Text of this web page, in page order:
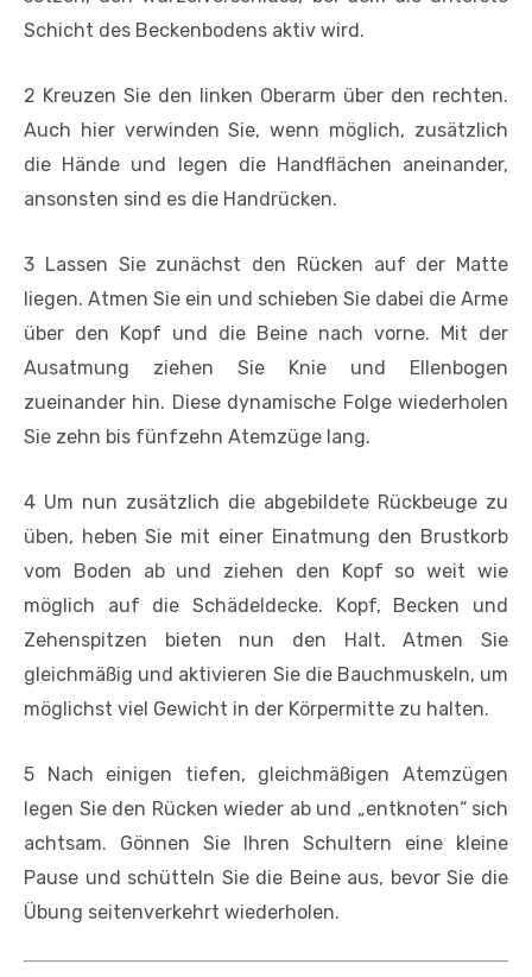
Schicht des Beckenbodens aktiv wird.
2 Kreuzen Sie den linken Oberarm über den rechten.
Auch hier verwinden Sie, wenn möglich, zusätzlich
die Hände und legen die Handflächen aneinander,
ansonsten sind es die Handrücken.
3 Lassen Sie zunächst den Rücken auf der Matte
liegen. Atmen Sie ein und schieben Sie dabei die Arme
über den Kopf und die Beine nach vorne. Mit der
Ausatmung ziehen Sie Knie und Ellenbogen
zueinander hin. Diese dynamische Folge wiederholen
Sie zehn bis fünfzehn Atemzüge lang.
4 Um nun zusätzlich die abgebildete Rückbeuge zu
üben, heben Sie mit einer Einatmung den Brustkorb
vom Boden ab und ziehen den Kopf so weit wie
möglich auf die Schädeldecke. Kopf, Becken und
Zehenspitzen bieten nun den Halt. Atmen Sie
gleichmäßig und aktivieren Sie die Bauchmuskeln, um
möglichst viel Gewicht in der Körpermitte zu halten.
5 Nach einigen tiefen, gleichmäßigen Atemzügen
legen Sie den Rücken wieder ab und „entknoten“ sich
achtsam. Gönnen Sie Ihren Schultern eine kleine
Pause und schütteln Sie die Beine aus, bevor Sie die
Übung seitenverkehrt wiederholen.